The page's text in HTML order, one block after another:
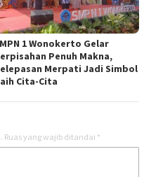
1 Wonokerto Gelar
Penuh Makna,
Merpati Jadi Simbol
Cita-Cita
Ruas yang wajib ditandai *